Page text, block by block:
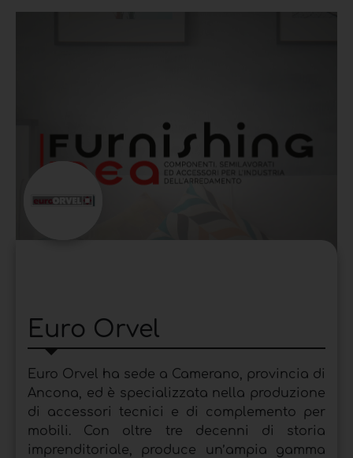
Euro Orvel
Euro Orvel ha sede a Camerano, provincia di
Ancona, ed è specializzata nella produzione
di accessori tecnici e di complemento per
mobili. Con oltre tre decenni di storia
imprenditoriale, produce un’ampia gamma